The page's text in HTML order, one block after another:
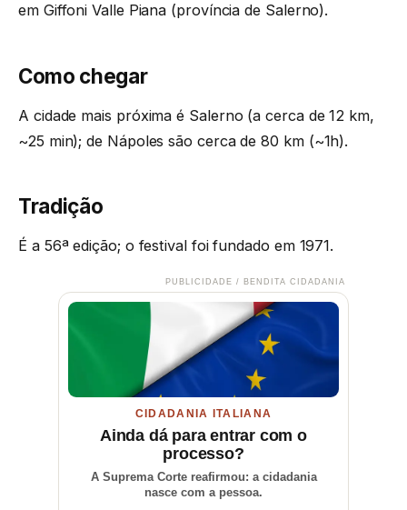
em Giffoni Valle Piana (província de Salerno).
Como chegar
A cidade mais próxima é Salerno (a cerca de 12 km,
~25 min); de Nápoles são cerca de 80 km (~1h).
Tradição
É a 56ª edição; o festival foi fundado em 1971.
PUBLICIDADE / BENDITA CIDADANIA
CIDADANIA ITALIANA
Ainda dá para entrar com o
processo?
A Suprema Corte reafirmou: a cidadania
nasce com a pessoa.